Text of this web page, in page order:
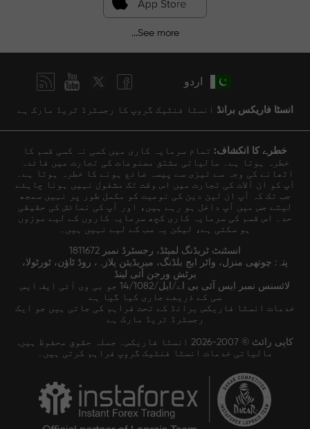
See more...
اردو
انسٹا فاریکس برانڈ انسٹا فنٹیک گروپ کا رجسٹرڈ ٹریڈ مارک ہے
خطرے کا انکشاف: تمام سرمایہ کاری میں کسی نہ کسی قسم کا
خطرہ ہوتا ہے۔ مالیاتی مشتق مصنوعات کی تجارت میں فائدہ
اٹھانے کی وجہ سے تیزی سے پیسہ ضائع ہونے کا خطرہ ہوتا ہے۔
آپ کو ان آلات کی تجارت میں اس وقت تک مشغول نہیں ہونا چاہئے
جب تک کہ آپ ان لین دین کی نوعیت کو مکمل طور پر نہیں سمجھ
لیتے جس میں آپ داخل ہو رہے ہیں، اور آپ کی نمائش کی حقیقی
حد۔ اس قسم کی سرمایہ کاری کچھ سرمایہ کاروں کے لیے موزوں
ہو سکتی ہے، لیکن یہ سب کے لیے نہیں ہیں۔
انسٹنٹ ٹریڈنگ لمیٹڈ، رجسٹرڈ نمبر 1811672
پتہ: چوتھی منزل، واٹر ایج بلڈنگ، میریڈیئن پلازہ، روڈ ٹاؤن، ٹورٹولا،
برٹش ورجن آئی لینڈ
لائسنس نمبر ایس آئی بی اے/ایل/14/1082 جو بی وی آئی ایف ایس
سی کے ذریعے جاری کیا گیا ہے
خدمات انسٹا فاریکس برانڈ کے تحت فراہم کی جاتی ہیں جو ایک
رجسٹرڈ ٹریڈ مارک ہے
کاپی رائٹ © 2007-2026 انسٹا فاریکس۔ جملہ حقوق محفوظ ہیں.
مالیاتی خدمات انسٹا فنٹیک گروپ فراہم کرتی ہیں۔